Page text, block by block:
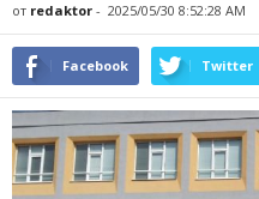
от redaktor - 2025/05/30 8:52:28 AM
Facebook Twitter